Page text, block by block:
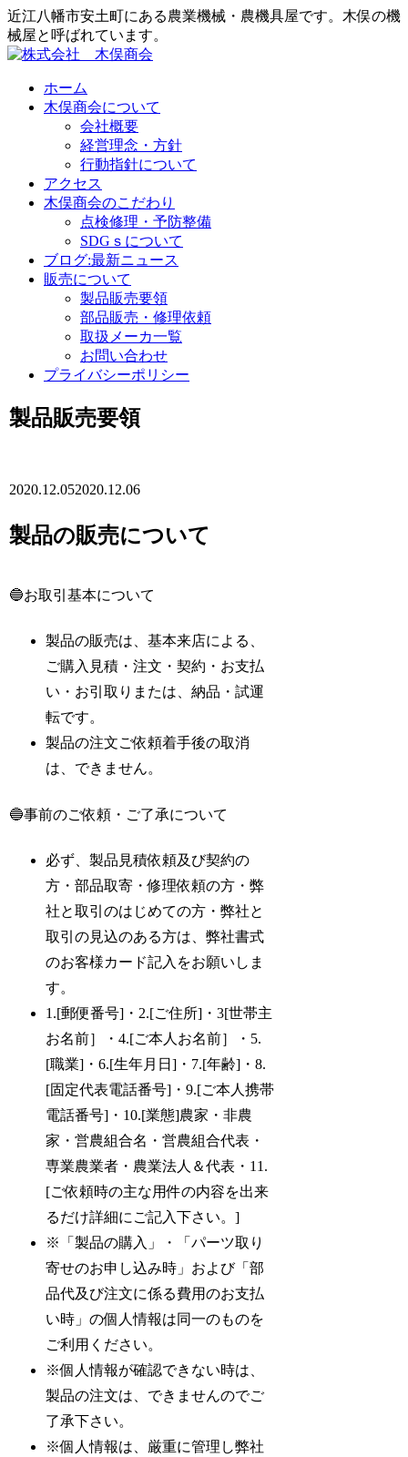
近江八幡市安土町にある農業機械・農機具屋です。木俣の機
械屋と呼ばれています。
ホーム
木俣商会について
会社概要
経営理念・方針
行動指針について
アクセス
木俣商会のこだわり
点検修理・予防整備
SDGｓについて
ブログ:最新ニュース
販売について
製品販売要領
部品販売・修理依頼
取扱メーカ一覧
お問い合わせ
プライバシーポリシー
製品販売要領
2020.12.052020.12.06
製品の販売について
🔵お取引基本について
製品の販売は、基本来店による、
ご購入見積・注文・契約・お支払
い・お引取りまたは、納品・試運
転です。
製品の注文ご依頼着手後の取消
は、できません。
🔵事前のご依頼・ご了承について
必ず、製品見積依頼及び契約の
方・部品取寄・修理依頼の方・弊
社と取引のはじめての方・弊社と
取引の見込のある方は、弊社書式
のお客様カード記入をお願いしま
す。
1.[郵便番号]・2.[ご住所]・3[世帯主
お名前］・4.[ご本人お名前］・5.
[職業]・6.[生年月日]・7.[年齢]・8.
[固定代表電話番号]・9.[ご本人携帯
電話番号]・10.[業態]農家・非農
家・営農組合名・営農組合代表・
専業農業者・農業法人＆代表・11.
[ご依頼時の主な用件の内容を出来
るだけ詳細にご記入下さい。]
※「製品の購入」・「パーツ取り
寄せのお申し込み時」および「部
品代及び注文に係る費用のお支払
い時」の個人情報は同一のものを
ご利用ください。
※個人情報が確認できない時は、
製品の注文は、できませんのでご
了承下さい。
※個人情報は、厳重に管理し弊社